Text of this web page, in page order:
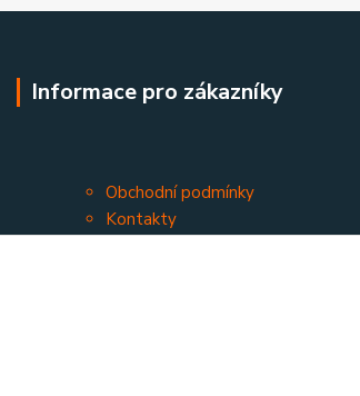
Informace pro zákazníky
Obchodní podmínky
Kontakty